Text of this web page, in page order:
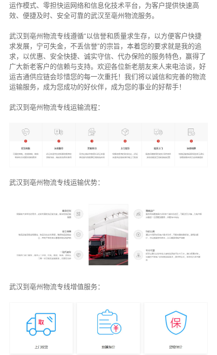
运作模式、零担快运网络和信息化技术平台，为客户提供快速高
效、便捷及时、安全可靠的武汉至亳州物流服务。
武汉到亳州物流专线遵循“以信誉和质量求生存，以方便客户快捷
求发展，宁可失金，不丢信誉”的宗旨，本着您的要求就是我的追
求，以优惠、安全快捷、诚实守信、代办保险的服务特色，赢得了
广大新老客户的信赖与支持。欢迎各位新老朋友来人来电洽谈，好
运吉通供应链会珍惜您的每一次重托！我们将以诚信和完善的物流
运输服务，成为您成功的好伙伴，成为您的事业的好帮手！
武汉到亳州物流专线运输流程：
武汉到亳州物流专线运输优势：
武汉到亳州物流专线增值服务：